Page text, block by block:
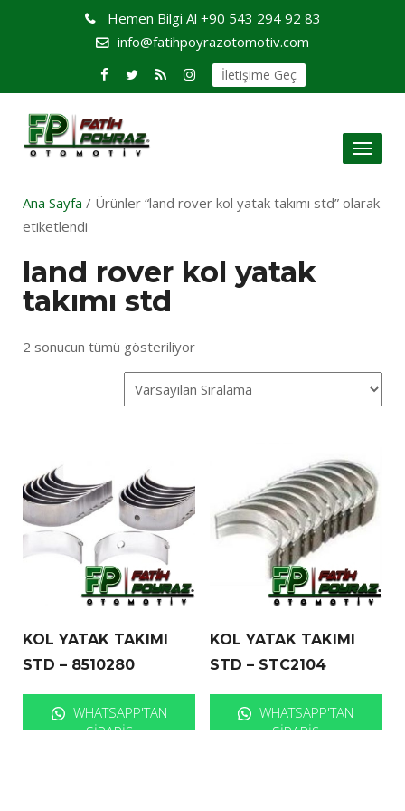
Hemen Bilgi Al +90 543 294 92 83
info@fatihpoyrazotomotiv.com
İletişime Geç
Toggle
Ana Sayfa / Ürünler “land rover kol yatak takımı std” olarak
etiketlendi
land rover kol yatak
takımı std
2 sonucun tümü gösteriliyor
KOL YATAK TAKIMI
STD – 8510280
WHATSAPP'TAN
SIPARIŞ
KOL YATAK TAKIMI
STD – STC2104
WHATSAPP'TAN
SIPARIŞ